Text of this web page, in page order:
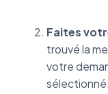
Faites
trouvé la
votre